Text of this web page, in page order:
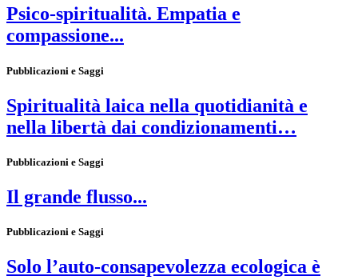
Psico-spiritualità. Empatia e
compassione...
Pubblicazioni e Saggi
Spiritualità laica nella quotidianità e
nella libertà dai condizionamenti…
Pubblicazioni e Saggi
Il grande flusso...
Pubblicazioni e Saggi
Solo l’auto-consapevolezza ecologica è